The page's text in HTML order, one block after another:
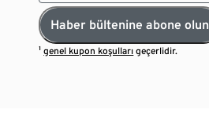
Haber bültenine abone olun
¹genel kupon koşulları geçerlidir.